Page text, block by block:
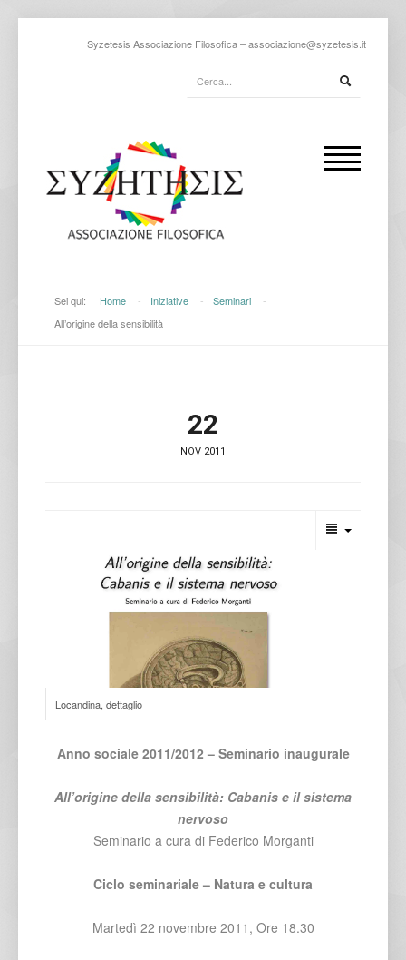
Syzetesis Associazione Filosofica –associazione@syzetesis.it
Sei qui: Home - Iniziative - Seminari
-
All’origine della sensibilità
22
NOV 2011
Locandina, dettaglio
Anno sociale 2011/2012 – Seminario inaugurale
All’origine della sensibilità: Cabanis e il sistema
nervoso
Seminario a cura di Federico Morganti
Ciclo seminariale – Natura e cultura
Martedì 22 novembre 2011, Ore 18.30